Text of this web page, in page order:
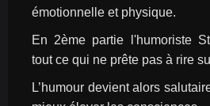
émotionnelle et physique.
En 2ème partie l'humoriste
tout ce qui ne prête pas à rire
L’humour devient alors